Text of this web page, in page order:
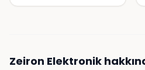
Zeiron Elektronik